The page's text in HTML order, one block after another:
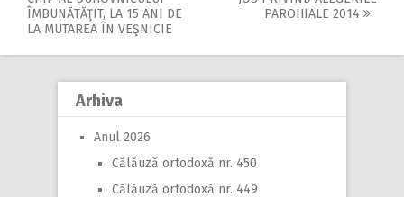
navigation
ÎMBUNĂTĂŢIT, LA 15 ANI DE
LA MUTAREA ÎN VEŞNICIE
PAROHIALE 2014
Arhiva
Anul 2026
Călăuză ortodoxă nr. 450
Călăuză ortodoxă nr. 449